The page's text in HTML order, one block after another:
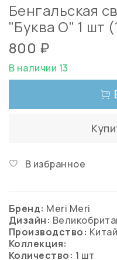
Бенгальская
"Буква O" 1 шт
800 ₽
В наличии 13
В избранное
Бренд: Meri Meri
Дизайн:
Производство: Китай
Коллекция:
Количество: 1 шт